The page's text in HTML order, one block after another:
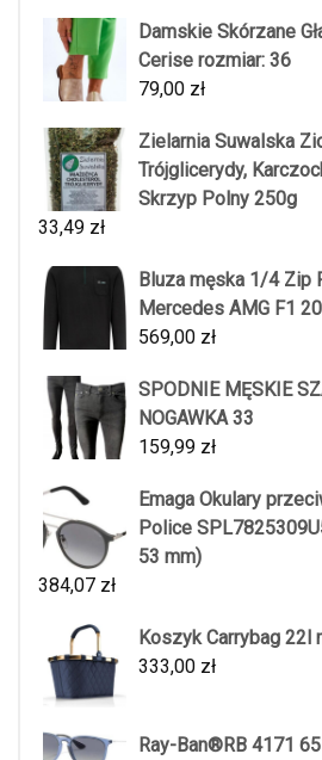
Damskie Skórzane
Cerise rozmiar: 36
79,00 zł
Zielarnia Suwalska
Trójglicerydy,
Skrzyp Polny 250g
33,49 zł
Bluza męska 1/4 Zip
Mercedes AMG F1
569,00 zł
SPODNIE MĘSKIE
NOGAWKA 33
159,99 zł
Emaga Okulary
Police
53 mm)
384,07 zł
Koszyk Carrybag 22l
333,00 zł
Ray-Ban®RB 4171